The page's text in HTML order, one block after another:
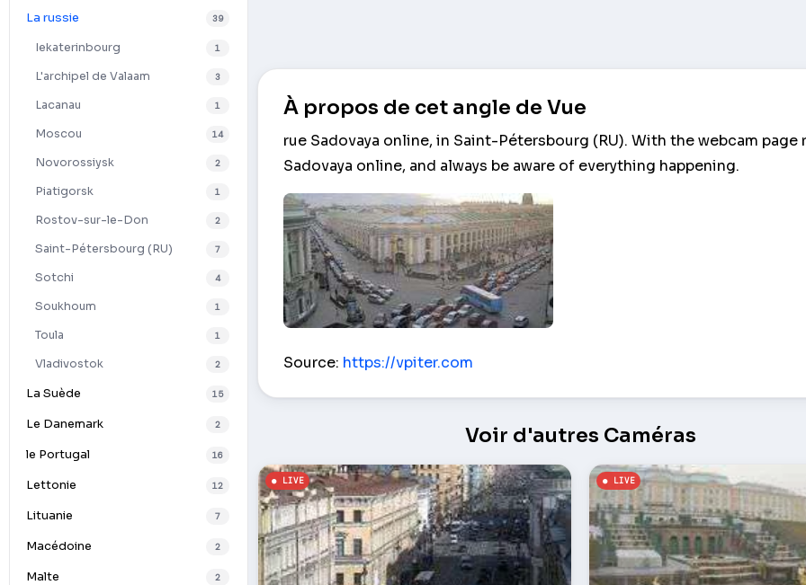
La russie 39
Iekaterinbourg 1
L'archipel de Valaam 3
Lacanau 1
Moscou 14
Novorossiysk 2
Piatigorsk 1
Rostov-sur-le-Don 2
Saint-Pétersbourg (RU) 7
Sotchi 4
Soukhoum 1
Toula 1
Vladivostok 2
La Suède 15
Le Danemark 2
le Portugal 16
Lettonie 12
Lituanie 7
Macédoine 2
Malte 2
À propos de cet angle de Vue
rue Sadovaya online, in Saint-Pétersbourg (RU). With the webcam page
Sadovaya online, and always be aware of everything happening.
Source: https://vpiter.com
Voir d'autres Caméras